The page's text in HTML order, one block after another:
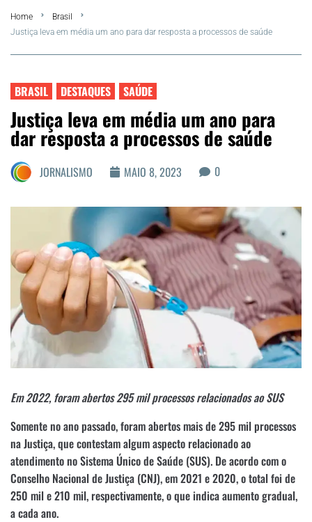
FLA Araru 2026
Região dos Lagos
Agenda Cultural
Colunistas
Matérias Exclusivas
Home
Brasil
Justiça leva em média um ano para dar resposta a processos de saúde
BRASIL DESTAQUES SAÚDE
Justiça leva em média um ano para
dar resposta a processos de saúde
JORNALISMO MAIO 8, 2023 0
Em 2022, foram abertos 295 mil processos relacionados ao SUS
Somente no ano passado, foram abertos mais de 295 mil processos
na Justiça, que contestam algum aspecto relacionado ao
atendimento no Sistema Único de Saúde (SUS). De acordo com o
Conselho Nacional de Justiça (CNJ), em 2021 e 2020, o total foi de
250 mil e 210 mil, respectivamente, o que indica aumento gradual,
a cada ano.